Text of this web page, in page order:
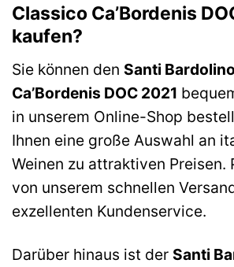
Classico Ca’Bordenis
kaufen?
Sie können den Santi
Ca’Bordenis DOC 2021
in unserem Online-Shop
Ihnen eine große Auswahl an
Weinen zu attraktiven Preisen.
von unserem schnellen
exzellenten Kundenservice.
Darüber hinaus ist der Santi